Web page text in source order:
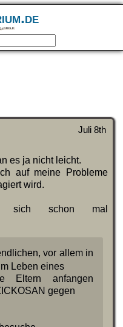
Juli 8th
es ja nicht leicht.
auf meine Probleme
wird.
schon mal
vor allem in
Leben eines
Eltern anfangen
gegen